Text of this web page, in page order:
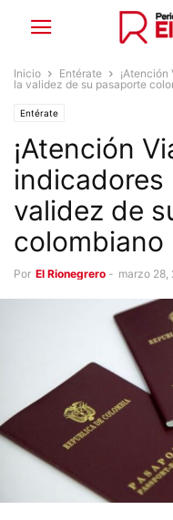
Inicio Entérate
la validez de su pasaporte
Entérate
¡Atención
indicadores
validez de
colombiano
Por El Rionegrero - marzo 28,